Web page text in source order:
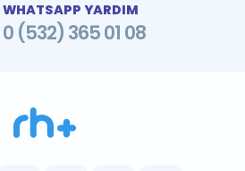
WHATSAPP YARDIM
0 (532) 365 01 08